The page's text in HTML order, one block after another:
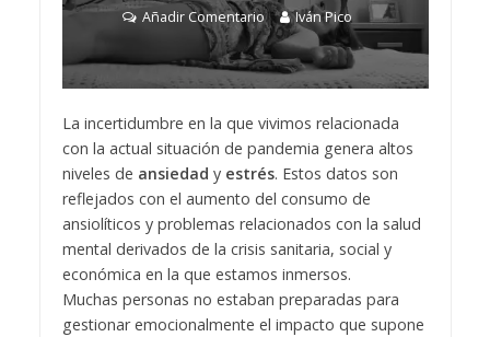
Añadir Comentario Iván Pico
La incertidumbre en la que vivimos relacionada
con la actual situación de pandemia genera altos
niveles de ansiedad y estrés. Estos datos son
reflejados con el aumento del consumo de
ansiolíticos y problemas relacionados con la salud
mental derivados de la crisis sanitaria, social y
económica en la que estamos inmersos.
Muchas personas no estaban preparadas para
gestionar emocionalmente el impacto que supone